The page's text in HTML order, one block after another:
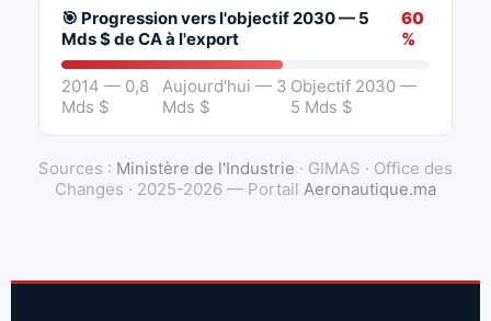
🎯 Progression vers l'objectif 2030 — 5
Mds $ de CA à l'export
60
%
2014 — 0,8
Mds $
Aujourd'hui — 3
Mds $
Objectif 2030 —
5 Mds $
Sources : Ministère de l'Industrie · GIMAS · Office des
Changes · 2025-2026 — Portail Aeronautique.ma